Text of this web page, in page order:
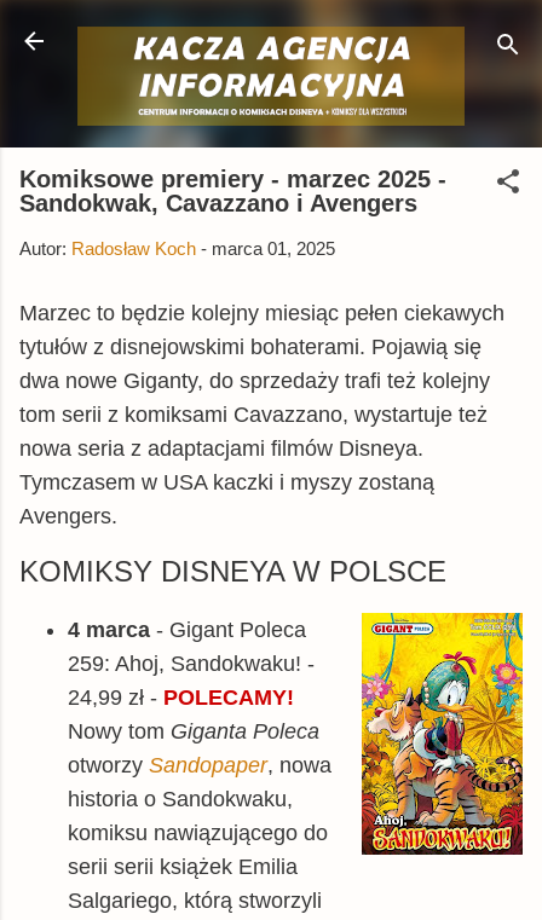
Przejdź do głównej zawartości
Komiksowe premiery - marzec 2025 -
Sandokwak, Cavazzano i Avengers
Autor: Radosław Koch - marca 01, 2025
Marzec to będzie kolejny miesiąc pełen ciekawych
tytułów z disnejowskimi bohaterami. Pojawią się
dwa nowe Giganty, do sprzedaży trafi też kolejny
tom serii z komiksami Cavazzano, wystartuje też
nowa seria z adaptacjami filmów Disneya.
Tymczasem w USA kaczki i myszy zostaną
Avengers.
KOMIKSY DISNEYA W POLSCE
4 marca - Gigant Poleca
259: Ahoj, Sandokwaku! -
24,99 zł - POLECAMY!
Nowy tom Giganta Poleca
otworzy Sandopaper, nowa
historia o Sandokwaku,
komiksu nawiązującego do
serii serii książek Emilia
Salgariego, którą stworzyli